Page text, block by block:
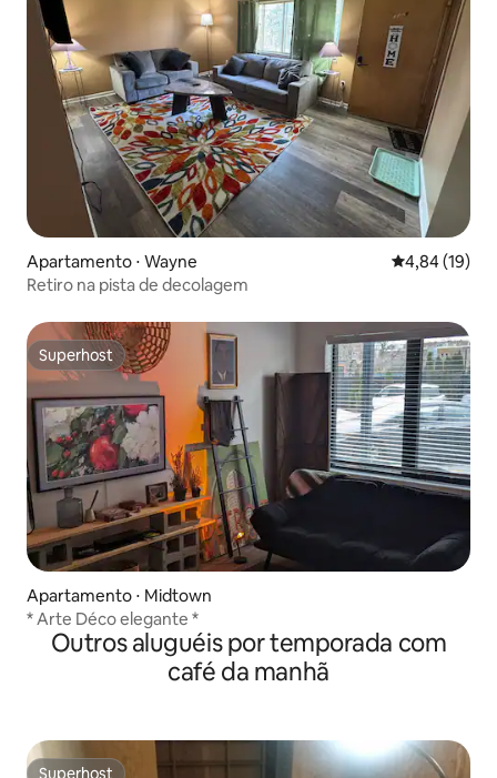
Apartamento ⋅ Wayne 4,84 de uma
4,84 (19)
Retiro na pista de decolagem
Superhost
Superhost
Apartamento ⋅ Midtown
* Arte Déco elegante *
Outros aluguéis por temporada com
café da manhã
Superhost